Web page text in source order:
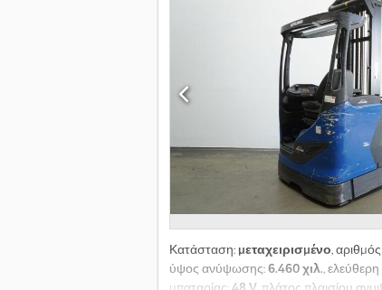
Κατάσταση: μεταχειρισμένο,
ύψος ανύψωσης:6.460 χιλ.,